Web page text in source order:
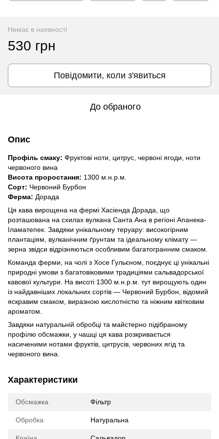
Немає в наявності
530 грн
Повідомити, коли з'явиться
До обраного
Опис
Профіль смаку: Фруктові ноти, цитрус, червоні ягоди, ноти
червоного вина
Висота проростання: 1300 м.н.р.м.
Сорт: Червоний Бурбон
Ферма: Дорада
Ця кава вирощена на фермі Хасіенда Дорада, що
розташована на схилах вулкана Санта Ана в регіоні Апанека-
Іламатепек. Завдяки унікальному теруару: високогірним
плантаціям, вулканічним ґрунтам та ідеальному клімату —
зерна звідси відрізняються особливим багатогранним смаком.
Команда ферми, на чолі з Хосе Гульєном, поєднує ці унікальні
природні умови з багатовіковими традиціями сальвадорської
кавової культури. На висоті 1300 м.н.р.м. тут вирощують один
із найдавніших локальних сортів — Червоний Бурбон, відомий
яскравим смаком, виразною кислотністю та ніжним квітковим
ароматом.
Завдяки натуральній обробці та майстерно підібраному
профілю обсмажки, у чашці ця кава розкривається
насиченими нотами фруктів, цитрусів, червоних ягід та
червоного вина.
Характеристики
Обсмажка Фільтр
Обробка Натуральна